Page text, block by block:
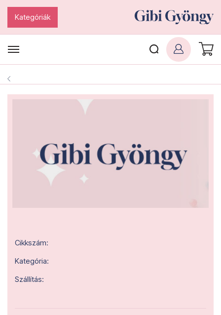
Kategóriák
Cikkszám:
Kategória:
Szállítás: